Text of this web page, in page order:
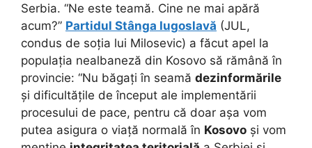
Serbia. “Ne este teamă. Cine ne mai apără
acum?” Partidul Stânga Iugoslavă (JUL,
condus de soția lui Milosevic) a făcut apel la
populația nealbaneză din Kosovo să rămână în
provincie: “Nu băgați în seamă dezinformările
și dificultățile de început ale implementării
procesului de pace, pentru că doar așa vom
putea asigura o viață normală în Kosovo și vom